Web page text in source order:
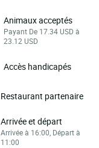
Animaux acceptés
Payant De 17.34 USD à
23.12 USD
Accès handicapés
Restaurant partenaire
Arrivée et départ
Arrivée à 16:00, Départ à
11:00